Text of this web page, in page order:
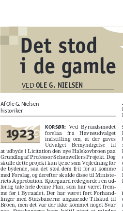
Af Ole G. Nielsen
historiker
KORSØR:
  Ved  Byraadsmødet
forelaa    fra    Havneudvalget
indstilling  om,  at  der  gaves
Udvalget    Bemyndigelse    til
at udbyde i Licitation den nye Halskovbroen paa
Grundlag af Professor Schønwellers Projekt. Dog
skulle dette projekt kun tjene som Vejledning for
de  bydende,  saa  det  stod  dem  frit  for  at  komme
med Forslag, og derefter skulde disse til Ministe
riets Approbation. Kjærgaard redegjorde i en ud-
førlig tale hele denne Plan, som har været frem-
me  før  i  Byraadet.  Der  har  været  ført  Forhand
linger  med  Statsbanerne  angaaende  Tilskud  til
Broen, men det var der ikke kommet noget Svar
VED OLE G. NIELSEN
Det stod
i de gamle